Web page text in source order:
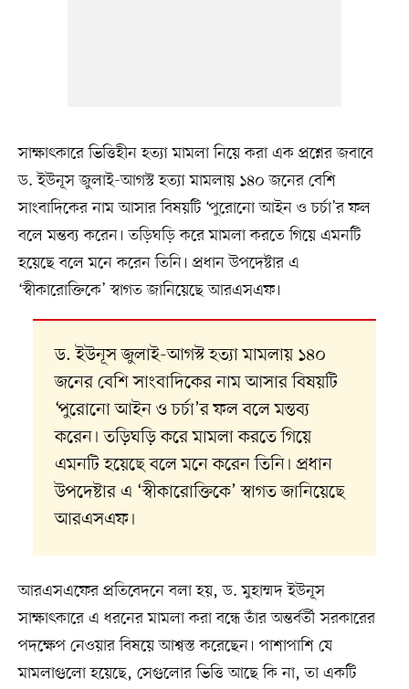
সাক্ষাৎকারে ভিত্তিহীন হত্যা মামলা নিয়ে করা এক প্রশ্নের জবাবে
ড. ইউনূস জুলাই-আগস্ট হত্যা মামলায় ১৪০ জনের বেশি
সাংবাদিকের নাম আসার বিষয়টি ‘পুরোনো আইন ও চর্চা’র ফল
বলে মন্তব্য করেন। তড়িঘড়ি করে মামলা করতে গিয়ে এমনটি
হয়েছে বলে মনে করেন তিনি। প্রধান উপদেষ্টার এ
‘স্বীকারোক্তিকে’ স্বাগত জানিয়েছে আরএসএফ।
ড. ইউনূস জুলাই-আগস্ট হত্যা মামলায় ১৪০
জনের বেশি সাংবাদিকের নাম আসার বিষয়টি
‘পুরোনো আইন ও চর্চা’র ফল বলে মন্তব্য
করেন। তড়িঘড়ি করে মামলা করতে গিয়ে
এমনটি হয়েছে বলে মনে করেন তিনি। প্রধান
উপদেষ্টার এ ‘স্বীকারোক্তিকে’ স্বাগত জানিয়েছে
আরএসএফ।
আরএসএফের প্রতিবেদনে বলা হয়, ড. মুহাম্মদ ইউনূস
সাক্ষাৎকারে এ ধরনের মামলা করা বন্ধে তাঁর অন্তর্বর্তী সরকারের
পদক্ষেপ নেওয়ার বিষয়ে আশ্বস্ত করেছেন। পাশাপাশি যে
মামলাগুলো হয়েছে, সেগুলোর ভিত্তি আছে কি না, তা একটি